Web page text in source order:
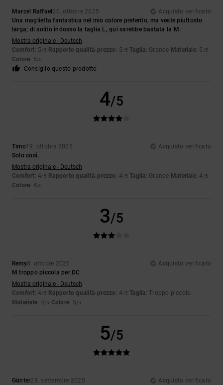
Marcel Raffael 20. ottobre 2025
Acquisto verificato
Una maglietta fantastica nel mio colore preferito, ma veste piuttosto
larga; di solito indosso la taglia L, qui sarebbe bastata la M.
Mostra originale - Deutsch
Comfort: 5/5 Rapporto qualità-prezzo : 5/5 Taglia: Grande Materiale: 5 /5
Colore: 5/5
Consiglio questo prodotto
4/5
Timo19. ottobre 2025
Acquisto verificato
Solo così.
Mostra originale - Deutsch
Comfort: 4/5 Rapporto qualità-prezzo : 4/5 Taglia: Grande Materiale: 4 /5
Colore: 4/5
3/5
Remy8. ottobre 2025
Acquisto verificato
M troppo piccola per DC
Mostra originale - Deutsch
Comfort: 4/5 Rapporto qualità-prezzo : 4/5 Taglia: Troppo piccolo
Materiale: 4/5 Colore: 5/5
5/5
Günter28. settembre 2025
Acquisto verificato